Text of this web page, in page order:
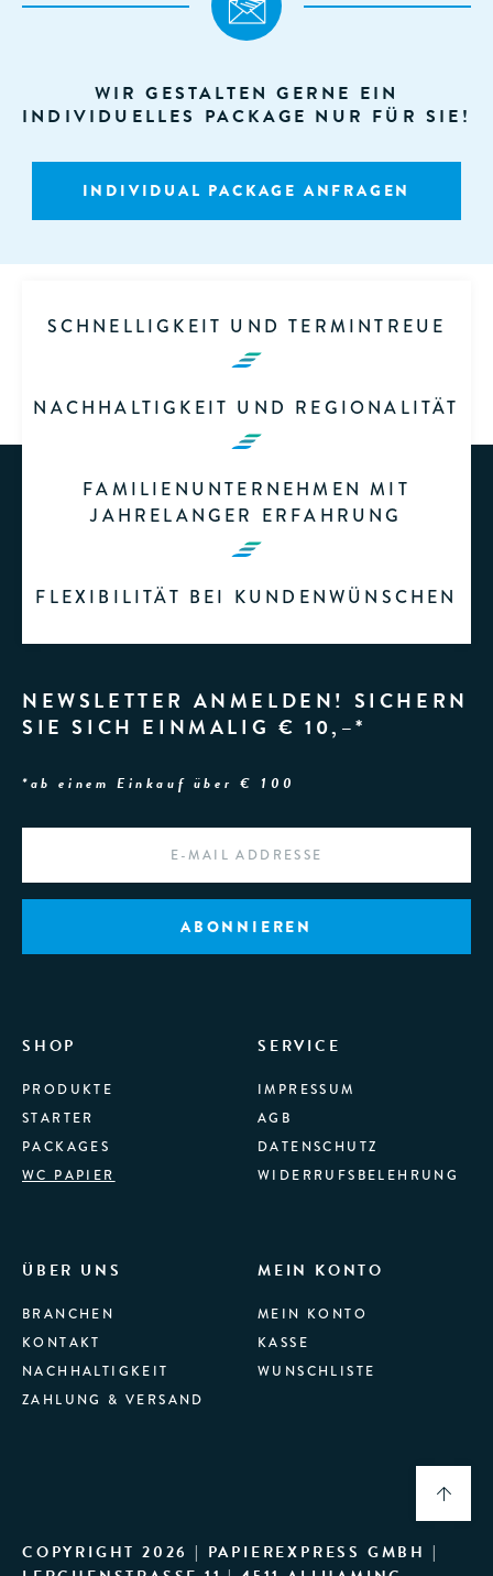
WIR GESTALTEN GERNE EIN
INDIVIDUELLES PACKAGE NUR FÜR SIE!
INDIVIDUAL PACKAGE ANFRAGEN
SCHNELLIGKEIT UND TERMINTREUE
NACHHALTIGKEIT UND REGIONALITÄT
FAMILIENUNTERNEHMEN MIT
JAHRELANGER ERFAHRUNG
FLEXIBILITÄT BEI KUNDENWÜNSCHEN
NEWSLETTER ANMELDEN! SICHERN
SIE SICH EINMALIG € 10,–*
*ab einem Einkauf über € 100
SHOP
PRODUKTE
STARTER
PACKAGES
WC PAPIER
SERVICE
IMPRESSUM
AGB
DATENSCHUTZ
WIDERRUFSBELEHRUNG
ÜBER UNS
BRANCHEN
KONTAKT
NACHHALTIGKEIT
ZAHLUNG & VERSAND
MEIN KONTO
MEIN KONTO
KASSE
WUNSCHLISTE
COPYRIGHT 2026 | PAPIEREXPRESS GMBH |